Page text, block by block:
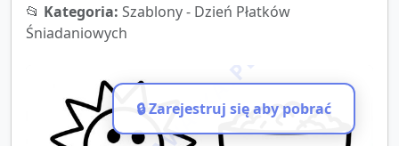
📂 Kategoria: Szablony - Dzień Płatków
Śniadaniowych
🔒 Zarejestruj się aby pobrać